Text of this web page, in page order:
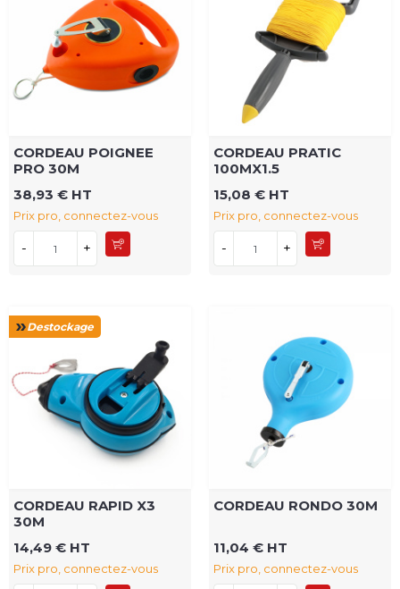
CORDEAU POIGNEE
PRO 30M
38,93 € HT
Prix pro, connectez-vous
- +
CORDEAU PRATIC
100MX1.5
15,08 € HT
Prix pro, connectez-vous
- +
Destockage
CORDEAU RAPID X3
30M
14,49 € HT
Prix pro, connectez-vous
CORDEAU RONDO 30M
11,04 € HT
Prix pro, connectez-vous